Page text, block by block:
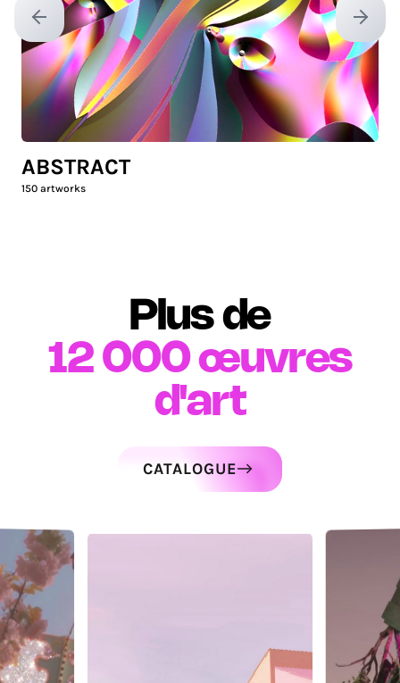
Previous slide Next
ABSTRACT
150 artworks
Plus de
12 000 œuvres
d'art
CATALOGUE